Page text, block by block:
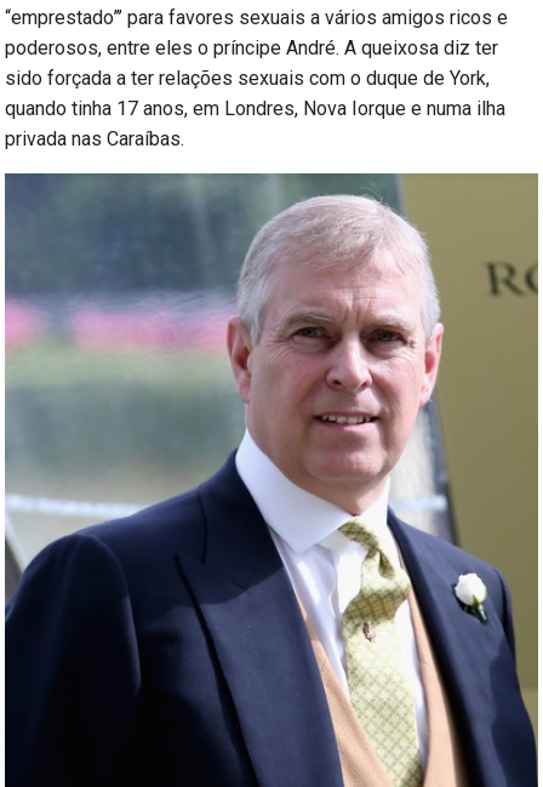
“emprestado”’ para favores sexuais a vários amigos ricos e
poderosos, entre eles o príncipe André. A queixosa diz ter
sido forçada a ter relações sexuais com o duque de York,
quando tinha 17 anos, em Londres, Nova Iorque e numa ilha
privada nas Caraíbas.